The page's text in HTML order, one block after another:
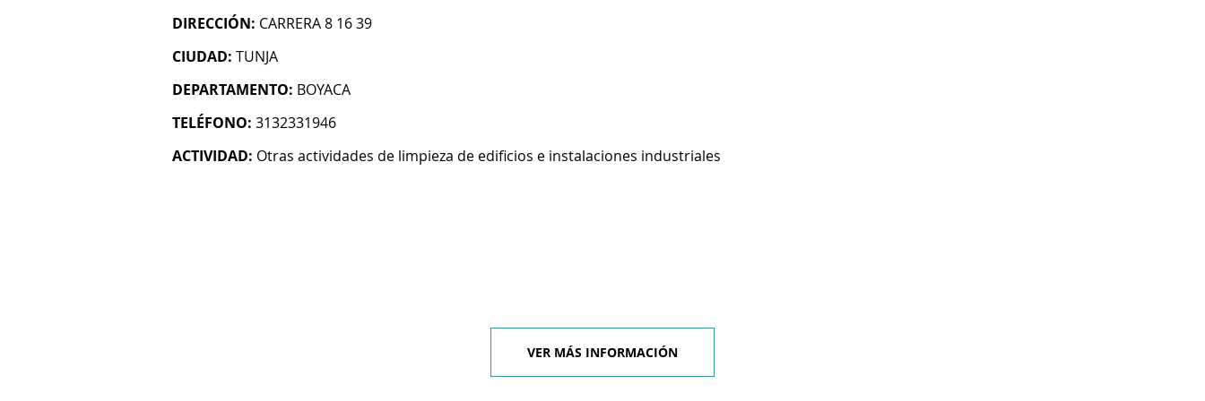
DIRECCIÓN: CARRERA 8 16 39
CIUDAD: TUNJA
DEPARTAMENTO: BOYACA
TELÉFONO: 3132331946
ACTIVIDAD: Otras actividades de limpieza de edificios e instalaciones industriales
VER MÁS INFORMACIÓN